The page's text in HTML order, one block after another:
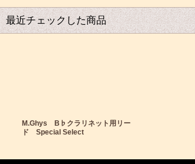
最近チェックした商品
M.Ghys B♭クラリネット用リー
ド Special Select